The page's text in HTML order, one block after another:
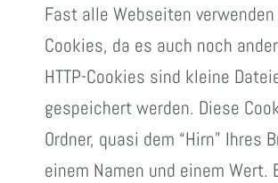
Fast alle Webseiten
Cookies, da es auch noch
HTTP-Cookies sind kleine
gespeichert werden. Diese
Ordner, quasi dem “Hirn”
einem Namen und einem